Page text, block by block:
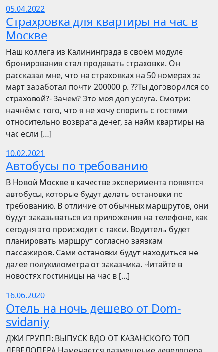
05.04.2022
Страхровка для квартиры на час в
Москве
Наш коллега из Калининграда в своём модуле
бронирования стал продавать страховки. Он
рассказал мне, что на страховках на 50 номерах за
март заработал почти 200000 р. ??Ты договорился со
страховой?- Зачем? Это моя доп услуга. Смотри:
начнём с того, что я не хочу спорить с гостями
относительно возврата денег, за найм квартиры на
час если […]
10.02.2021
Автобусы по требованию
В Новой Москве в качестве эксперимента появятся
автобусы, которые будут делать остановки по
требованию. В отличие от обычных маршрутов, они
будут заказываться из приложения на телефоне, как
сегодня это происходит с такси. Водитель будет
планировать маршрут согласно заявкам
пассажиров. Сами остановки будут находиться не
далее полукилометра от заказчика. Читайте в
новостях гостиницы на час в […]
16.06.2020
Отель на ночь дешево от Dom-
svidaniy
​​ДЖИ ГРУПП: ВЫПУСК ВДО ОТ КАЗАНСКОГО ТОП